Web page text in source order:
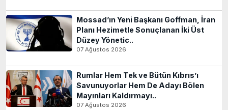
Mossad’ın Yeni Başkanı Goffman, İran
Planı Hezimetle Sonuçlanan İki Üst
Düzey Yönetic..
07 Ağustos 2026
Rumlar Hem Tek ve Bütün Kıbrıs’ı
Savunuyorlar Hem De Adayı Bölen
Mayınları Kaldırmayı..
07 Ağustos 2026